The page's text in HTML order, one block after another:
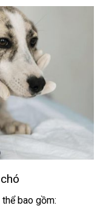
bao gồm: